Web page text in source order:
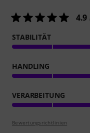
4.9
STABILITÄT
HANDLING
VERARBEITUNG
Bewertungsrichtlinien